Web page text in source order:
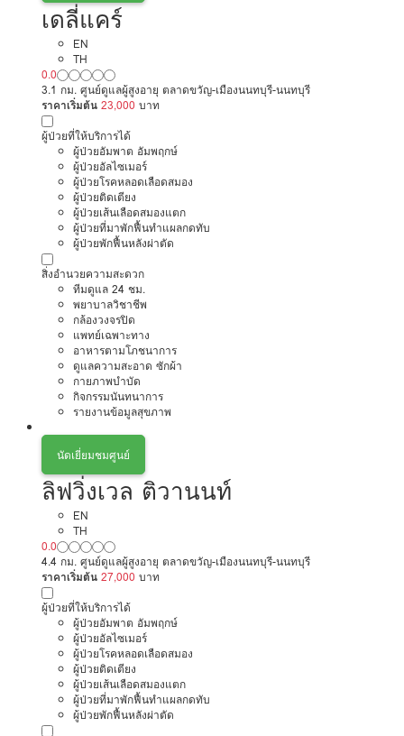
เดลี่แคร์
EN
TH
0.0
3.1 กม. ศูนย์ดูแลผู้สูงอายุ ตลาดขวัญ-เมืองนนทบุรี-นนทบุรี
ราคาเริ่มต้น 23,000 บาท
ผู้ป่วยที่ให้บริการได้
ผู้ป่วยอัมพาต อัมพฤกษ์
ผู้ป่วยอัลไซเมอร์
ผู้ป่วยโรคหลอดเลือดสมอง
ผู้ป่วยติดเตียง
ผู้ป่วยเส้นเลือดสมองแตก
ผู้ป่วยที่มาพักฟื้นทำแผลกดทับ
ผู้ป่วยพักฟื้นหลังผ่าตัด
สิ่งอำนวยความสะดวก
ทีมดูแล 24 ชม.
พยาบาลวิชาชีพ
กล้องวงจรปิด
แพทย์เฉพาะทาง
อาหารตามโภชนาการ
ดูแลความสะอาด ซักผ้า
กายภาพบำบัด
กิจกรรมนันทนาการ
รายงานข้อมูลสุขภาพ
นัดเยี่ยมชมศูนย์
ลิฟวิ่งเวล ติวานนท์
EN
TH
0.0
4.4 กม. ศูนย์ดูแลผู้สูงอายุ ตลาดขวัญ-เมืองนนทบุรี-นนทบุรี
ราคาเริ่มต้น 27,000 บาท
ผู้ป่วยที่ให้บริการได้
ผู้ป่วยอัมพาต อัมพฤกษ์
ผู้ป่วยอัลไซเมอร์
ผู้ป่วยโรคหลอดเลือดสมอง
ผู้ป่วยติดเตียง
ผู้ป่วยเส้นเลือดสมองแตก
ผู้ป่วยที่มาพักฟื้นทำแผลกดทับ
ผู้ป่วยพักฟื้นหลังผ่าตัด